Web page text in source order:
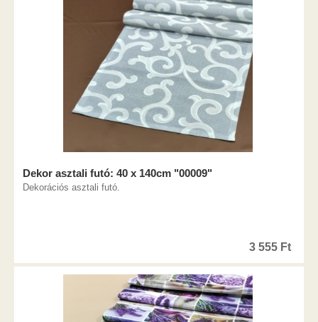
Dekor asztali futó: 40 x 140cm "00009"
Dekorációs asztali futó.
3 555 Ft